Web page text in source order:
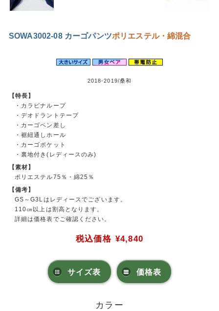
SOWA3002-08 カーゴパンツポリエステル・綿混合
2018-2019/桑和
【特長】
・カラビナループ
・デオドラントテープ
・カーゴペン差し
・裾紐通しホール
・カーゴポケット
・裏地付き(レディースのみ)
【素材】
ポリエステル75％・綿25％
【備考】
GS～G3Lはレディースでございます。
110㎝以上は割高となります。
詳細は価格表でご確認ください。
税込価格 ¥4,840
サイズ表 価格表
カラー